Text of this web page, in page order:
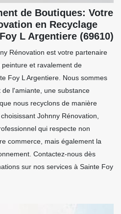
de Boutiques: Votre
en Recyclage
L Argentiere (69610)
Rénovation est votre partenaire
et ravalement de
Foy L Argentiere. Nous sommes
l'amiante, une substance
nous recyclons de manière
Johnny Rénovation,
qui respecte non
commerce, mais également la
Contactez-nous dès
sur nos services à Sainte Foy